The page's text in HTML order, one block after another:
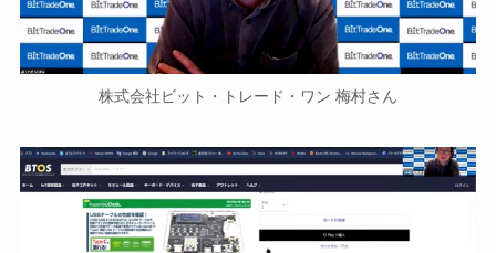
株式会社ビット・トレード・ワン 梅村さん